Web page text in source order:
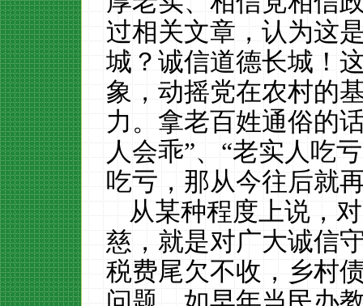
过相关文章，认为这
城？诚信道德长城！
象，动摇党在农村的
力。拿老百姓通俗的
人会乖”、“老实人吃
吃亏，那从今往后就
从某种程度上说，
慈，就是对广大诚信
税费尾欠不收，乡村